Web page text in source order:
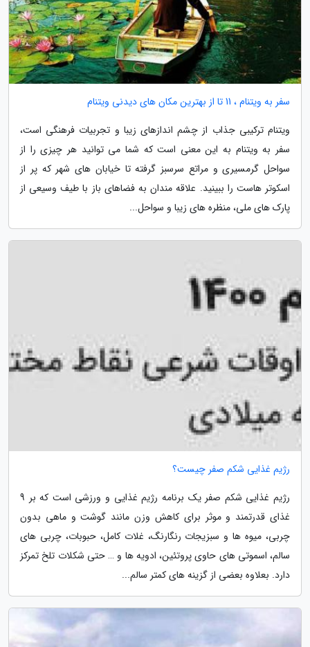
سفر به ویتنام ، 11 تا از بهترین مکان های دیدنی ویتنام
ویتنام ترکیبی جذاب از چشم اندازهای زیبا و تجربیات فرهنگی است،
سفر به ویتنام به این معنی است که شما می توانید هر چیزی را از
سواحل گرمسیری و مراتع سرسبز گرفته تا خیابان های شهر که پر از
اسکوتر هاست را ببینید. علاقه مندان به فضاهای باز با طیف وسیعی از
پارک های ملی، منظره های زیبا و سواحل...
رژیم غذایی شکم صفر چیست؟
رژیم غذایی شکم صفر یک برنامه رژیم غذایی و ورزشی است که بر 9
غذای قدرتمند و موثر برای کاهش وزن مانند گوشت و ماهی بدون
چربی، میوه ها و سبزیجات رنگارنگ، غلات کامل، حبوبات، چربی های
سالم، اسموتی های حاوی پروتئین، ادویه ها و … حتی شکلات تلخ تمرکز
دارد. بعلاوه بعضی از گزینه های کمتر سالم...